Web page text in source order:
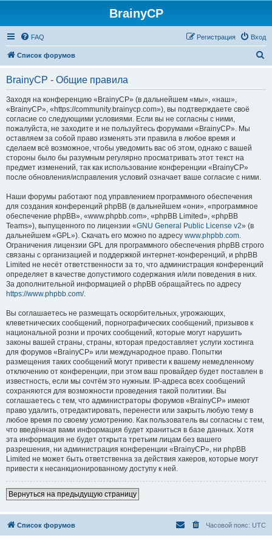
BrainyCP
FAQ Вход
Регистрация
Список форумов
BrainyCP - Общие правила
Заходя на конференцию «BrainyCP» (в дальнейшем «мы», «наш»,
«BrainyCP», «https://community.brainycp.com»), вы подтверждаете своё
согласие со следующими условиями. Если вы не согласны с ними,
пожалуйста, не заходите и не пользуйтесь форумами «BrainyCP». Мы
оставляем за собой право изменять эти правила в любое время и
сделаем всё возможное, чтобы уведомить вас об этом, однако с вашей
стороны было бы разумным регулярно просматривать этот текст на
предмет изменений, так как использование конференции «BrainyCP»
после обновления/исправления условий означает ваше согласие с ними.
Наши форумы работают под управлением программного обеспечения
для создания конференций phpBB (в дальнейшем «они», «программное
обеспечение phpBB», «www.phpbb.com», «phpBB Limited», «phpBB
Teams»), выпущенного по лицензии «GNU General Public License v2» (в
дальнейшем «GPL»). Скачать его можно по адресу www.phpbb.com.
Ограничения лицензии GPL для программного обеспечения phpBB строго
связаны с организацией и поддержкой интернет-конференций, и phpBB
Limited не несёт ответственности за то, что администрация конференций
определяет в качестве допустимого содержания и/или поведения в них.
За дополнительной информацией о phpBB обращайтесь по адресу
https://www.phpbb.com/.
Вы соглашаетесь не размещать оскорбительных, угрожающих,
клеветнических сообщений, порнографических сообщений, призывов к
национальной розни и прочих сообщений, которые могут нарушить
законы вашей страны, страны, которая предоставляет услуги хостинга
для форумов «BrainyCP» или международное право. Попытки
размещения таких сообщений могут привести к вашему немедленному
отключению от конференции, при этом ваш провайдер будет поставлен в
известность, если мы сочтём это нужным. IP-адреса всех сообщений
сохраняются для возможности проведения такой политики. Вы
соглашаетесь с тем, что администраторы форумов «BrainyCP» имеют
право удалить, отредактировать, перенести или закрыть любую тему в
любое время по своему усмотрению. Как пользователь вы согласны с тем,
что введённая вами информация будет храниться в базе данных. Хотя
эта информация не будет открыта третьим лицам без вашего
разрешения, ни администрация конференции «BrainyCP», ни phpBB
Limited не может быть ответственна за действия хакеров, которые могут
привести к несанкционированному доступу к ней.
Вернуться на предыдущую страницу
Список форумов Часовой пояс: UTC